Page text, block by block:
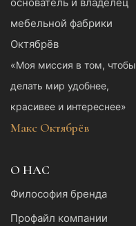
«Моя миссия в том, чтобы
делать мир удобнее,
красивее и интереснее»
Макс Октябрёв
О НАС
Философия бренда
Профайл компании